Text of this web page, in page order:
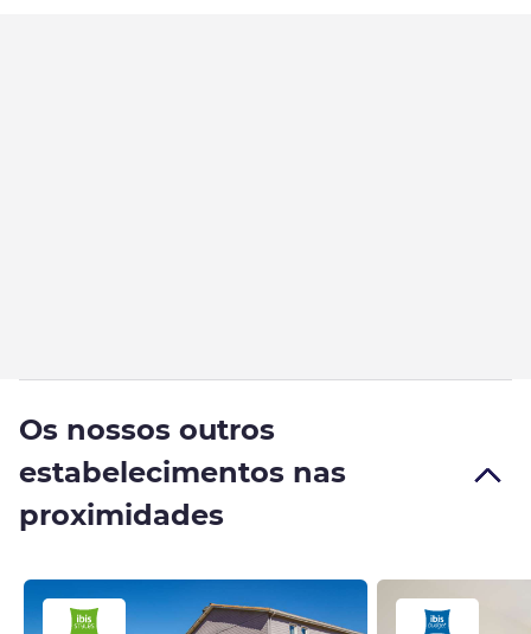
Os nossos outros
estabelecimentos nas
proximidades